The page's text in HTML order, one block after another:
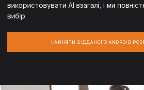
використовувати AI взагалі, і ми
вибір.
НАЙНЯТИ ВІДДАНОГО ANDROID